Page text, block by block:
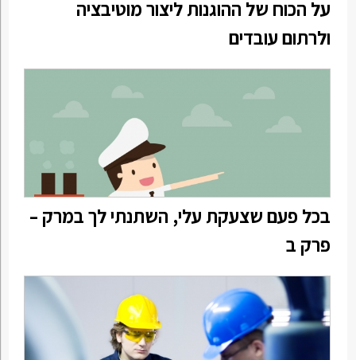
על הכוח של ההוגנות ליצור מוטיבציה
ולרתום עובדים
בכל פעם שצעקת עלי, השתנתי לך במרק –
פרק ב